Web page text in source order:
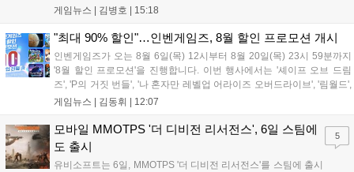
하반기부터 신작 공세를 예고하며 전략게임 '프로젝트 D1'의 정보
또한 '테르비스'는 일본 코미케에 출품하며 해외 시장 공략을 강화
합니다. 김태영 대표는 내년 신작 출시를 위해 하반기 적극적인
사업 일정을 추진하고 주주가치 제고에 힘쓰겠다고 밝혔습니
다....
게임뉴스 | 김병호 15:18
"최대 90% 할인"…인벤게임즈, 8월 할인 프로모션 개시
인벤게임즈가 오는 8월 6일(목) 12시부터 8월 20일(목) 23시 59분까지
'8월 할인 프로모션'을 진행합니다. 이번 행사에서는 '셰이프 오브 드림
즈', 'P의 거짓 번들', '나 혼자만 레벨업 어라이즈 오버드라이브', '림월드',
'아랑전설 시티 오브 더 울브스', '팰월드' 등 인기 타이틀을 최대 90% 할
론 네이버페이 포인트 추가 적립 혜택도 받을 수 있으며, 자세한 내용은
공식 네이버 스마트 스토어에서 확인 가능합니다....
게임뉴스 | 김동휘 12:07
모바일 MMOTPS '더 디비전 리서전스', 6일 스팀에
도 출시
유비소프트는 6일, MMOTPS '더 디비전 리서전스'를 스팀에 출시
5